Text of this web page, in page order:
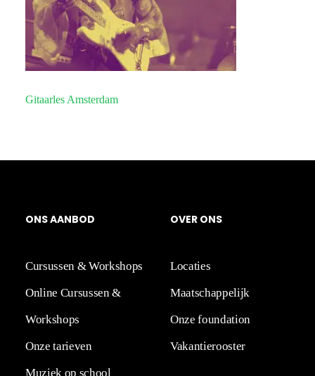
Gitaarles Amsterdam
ONSAANBOD
Cursussen & Workshops
Online Cursussen &
Workshops
Onze tarieven
Muziek op school
OVER ONS
Locaties
Maatschappelijk
Onze foundation
Vakantierooster